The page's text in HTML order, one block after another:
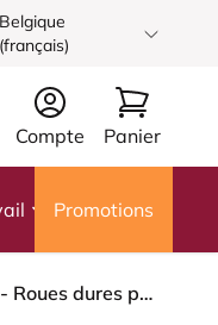
Belgique
(français)
Compte Panier
Promotions
HÅG Capisco 8106 - Steelcut 3 (Kvadrat) - Laine / Polyamide - STT682 Chestnut - Blush Rose - 150 mm (hauteur d’assise 40–55 cm) - Roues dures pour sols souples